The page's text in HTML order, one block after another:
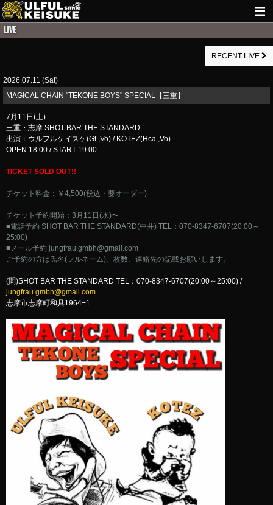
GUITAR WORKS
RECENT LIVE
2026.07.11 (Sat)
MAGICAL CHAIN "TEKONE BOYS" SPECIAL【三重】
7月11日(土)
三重・志摩 SHOT BAR THE STANDARD
出演：ウルフルケイスケ(Gt.,Vo) / KOTEZ(Hca.,Vo)
OPEN 18:00 / START 19:00
TICKET SOLD OUT!!
チケット料金：￥4,500(税込・要オーダー)
チケット予約開始：3月11日(水)〜
■電話予約 SHOT BAR THE STANDARD(中井) TEL：070-8347-6707(20:00～
25:00)
■メール予約 jungfrau.gmbh@gmail.com
ご予約の方は氏名(フルネーム)、枚数、連絡先の記載お願いします。
(問)SHOT BAR THE STANDARD TEL：070-8347-6707(20:00～25:00) /
jungfrau.gmbh@gmail.com
志摩市志摩町和具1964−1